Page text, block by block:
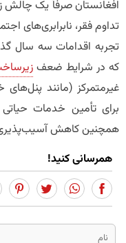
افغانستان صرفاً یک چالش
تداوم فقر، نابرابری‌های
که در شرایط ضعف
غیرمتمرکز (مانند
برای تأمین خدمات
همچنین کاهش
همرسانی کنید!